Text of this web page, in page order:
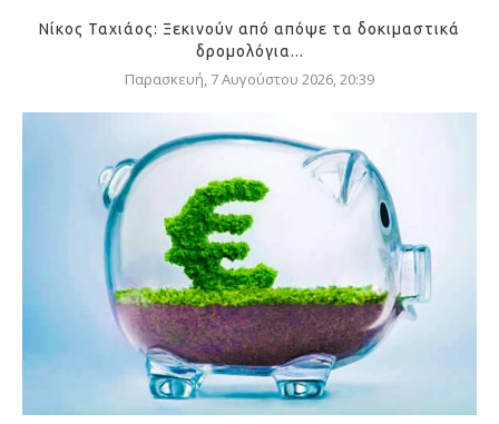
Νίκος Ταχιάος: Ξεκινούν από απόψε τα δοκιμαστικά
δρομολόγια...
Παρασκευή, 7 Αυγούστου 2026, 20:39